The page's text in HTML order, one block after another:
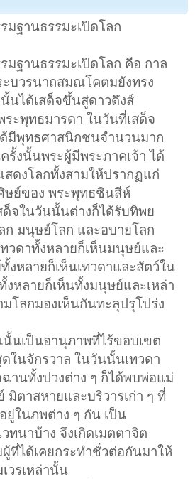
มฐานธรรมะเปิดโลก
มฐานธรรมะเปิดโลก คือ กาล
บวรนาถสมณโคตมยังทรง
นได้เสด็จขึ้นสู่ดาวดึงส์
ระพุทธมารดา ในวันที่เสด็จ
มีพุทธศาสนิกชนจำนวนมาก
รั้งนั้นพระผู้มีพระภาคเจ้า ได้
ดงโลกทั้งสามให้ปรากฏแก่
ษย์ของ พระพุทธชินสีห์
จในวันนั้นต่างก็ได้รับทิพย
มนุษย์โลก และอบายโลก
วดาทั้งหลายก็เห็นมนุษย์และ
งหลายก็เห็นเทวดาและสัตว์ใน
งหลายก็เห็นทั้งมนุษย์และเหล่า
มโลกมองเห็นกันทะลุปรุโปร่ง
นเป็นอานุภาพที่ไร้ขอบเขต
ในจักรวาล ในวันนั้นเทวดา
านทั้งปวงต่าง ๆ ก็ได้พบพ่อแม่
มิตาสหายและบริวารเก่า ๆ ที่
ยู่ในภพต่าง ๆ กัน เป็น
ทนาบ้าง จึงเกิดเมตตาจิต
ที่ได้เคยกระทำชั่วต่อกันมาให้
วรเหล่านั้น